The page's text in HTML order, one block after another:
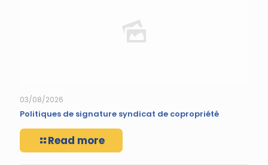
03/08/2026
Politiques de signature syndicat de copropriété
Read more